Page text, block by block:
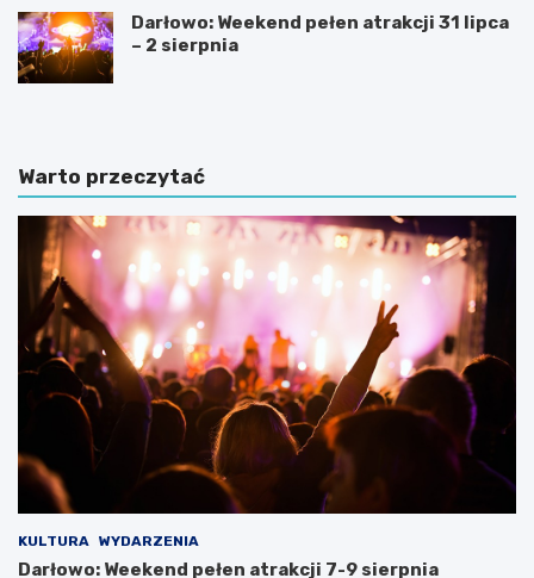
Darłowo: Weekend pełen atrakcji 31 lipca
– 2 sierpnia
Warto przeczytać
KULTURA WYDARZENIA
Darłowo: Weekend pełen atrakcji 7-9 sierpnia